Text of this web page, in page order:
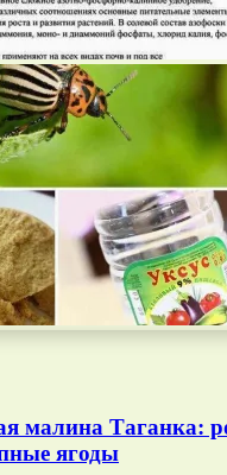
малина Таганка:
ягоды